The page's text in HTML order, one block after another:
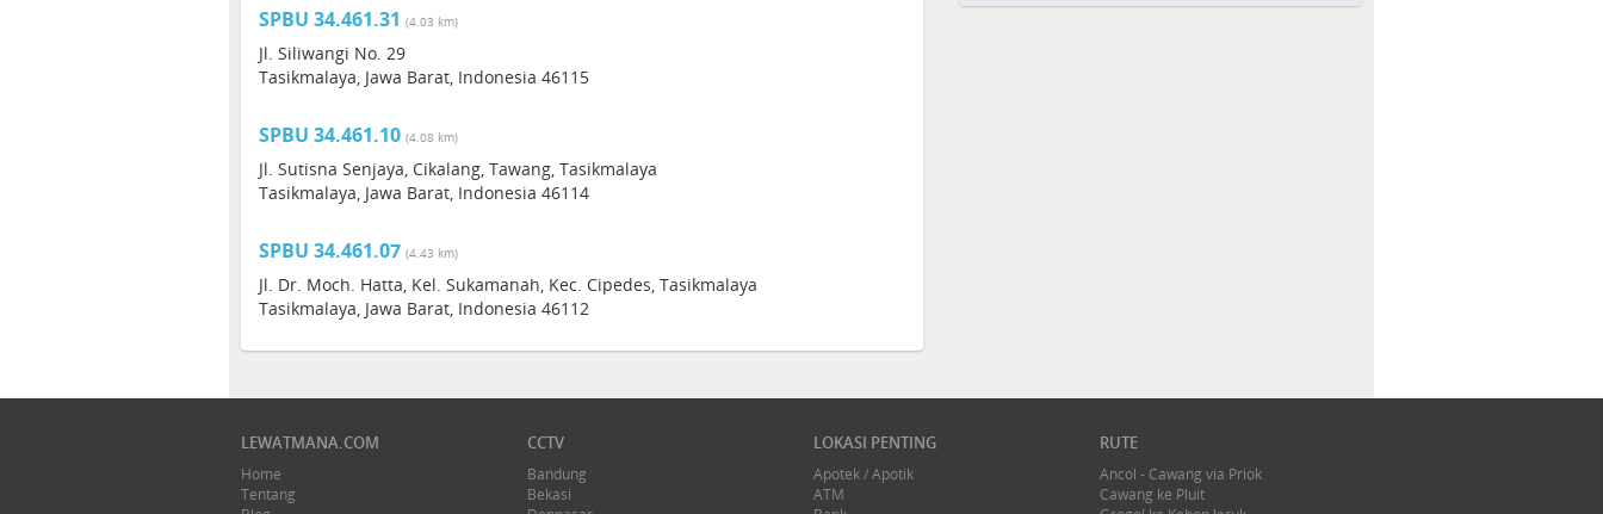
SPBU 34.461.31 (4.03 km)
Jl. Siliwangi No. 29
Tasikmalaya, Jawa Barat, Indonesia 46115
SPBU 34.461.10 (4.08 km)
Jl. Sutisna Senjaya, Cikalang, Tawang, Tasikmalaya
Tasikmalaya, Jawa Barat, Indonesia 46114
SPBU 34.461.07 (4.43 km)
Jl. Dr. Moch. Hatta, Kel. Sukamanah, Kec. Cipedes, Tasikmalaya
Tasikmalaya, Jawa Barat, Indonesia 46112
LEWATMANA.COM
Home
Tentang
CCTV
Bandung
Bekasi
LOKASI PENTING
Apotek / Apotik
ATM
RUTE
Ancol - Cawang via Priok
Cawang ke Pluit